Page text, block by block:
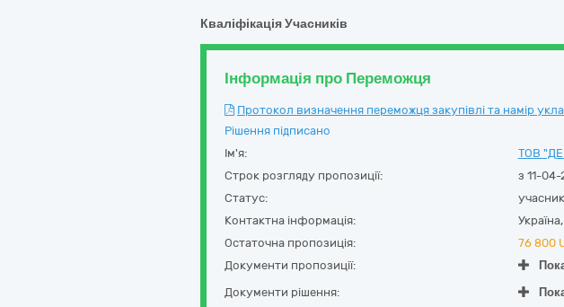
Кваліфікація Учасників
Інформація про Переможця
Протокол визначення переможця закупівлі та намір
Рішення підписано
Ім'я:
ТОВ
Строк розгляду пропозиції:
з 11-
Статус:
Контактна інформація:
Україна,
Остаточна пропозиція:
76 800
Документи пропозиції:
Документи рішення: